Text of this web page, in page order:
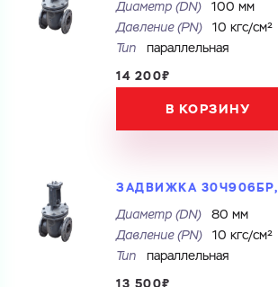
Диаметр (DN)
100 мм
Давление (PN)
10 кгс/см²
Тип
параллельная
14 200₽
В КОРЗИНУ
ЗАДВИЖКА
Диаметр (DN)
80 мм
Давление (PN)
10 кгс/см²
Тип
параллельная
13 500₽